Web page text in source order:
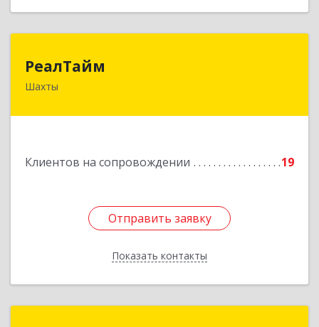
РеалТайм
Шахты
Клиентов на сопровождении 19
Отправить заявку
Показать контакты
Отправить заявку
Назад